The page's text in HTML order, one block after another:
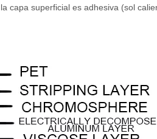
capa superficial es adhesiva (sol